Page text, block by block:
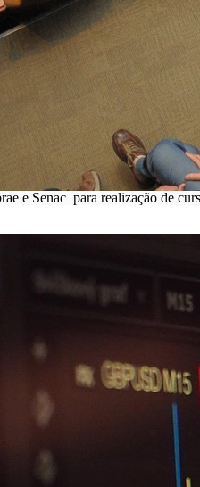
e Senac para realização de